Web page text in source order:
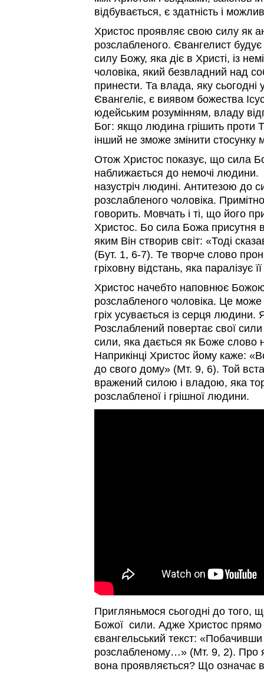
відбувається, є здатність і
Христос проявляє свою силу як
розслабленого. Євангелист
силу Божу, яка діє в Христі, із
чоловіка, який безвладний над
принести. Та влада, яку сьогодні
Євангеліє, є виявом божества
юдейським розумінням, владу
Бог: якщо людина грішить проти
інший не зможе змінити стосунку
Отож Христос показує, що сила
наближається до немочі
назустріч людині. Антитезою до
розслабленого чоловіка.
говорить. Мовчать і ті, що його
Христос. Бо сила Божа присутня
яким Він створив світ: «Тоді
(Бут. 1, 6-7). Те творче слово
гріховну відстань, яка паралізує
Христос начебто наповнює
розслабленого чоловіка. Це
гріх усувається із серця людини.
Розслаблений повертає свої
сили, яка дається як Боже слово
Наприкінці Христос йому каже:
до свого дому» (Мт. 9, 6). Той
вражений силою і владою, яка
розслабленої і грішної людини.
Пригляньмося сьогодні до того,
Божої сили. Адже Христос прямо
євангельський текст: «Побачивши
розслабленому…» (Мт. 9, 2). Про
вона проявляється? Що означає